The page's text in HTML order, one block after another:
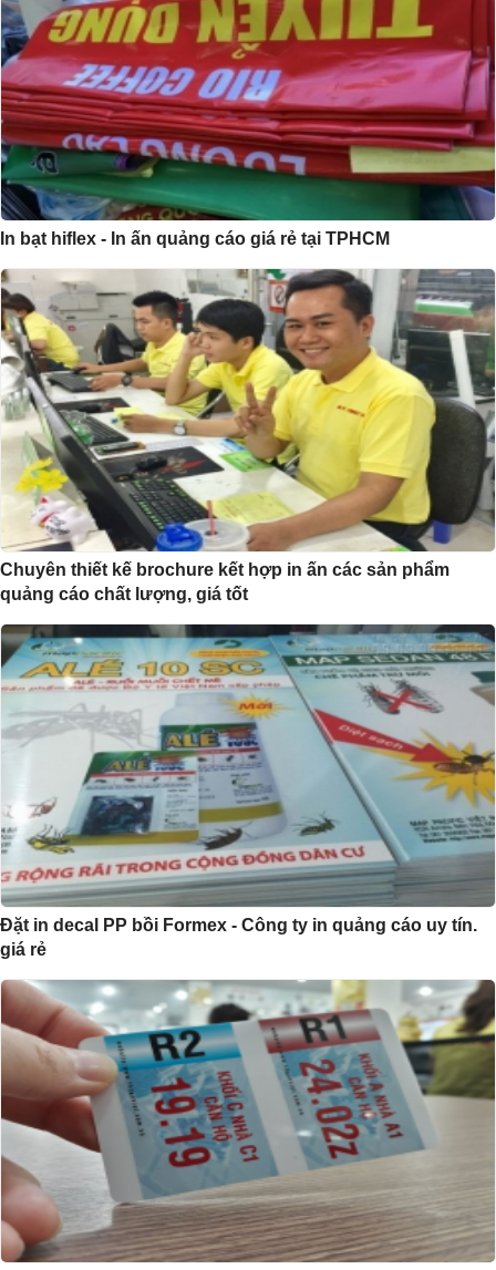
In bạt hiflex - In ấn quảng cáo giá rẻ tại TPHCM
Chuyên thiết kế brochure kết hợp in ấn các sản phẩm
quảng cáo chất lượng, giá tốt
Đặt in decal PP bồi Formex - Công ty in quảng cáo uy tín.
giá rẻ